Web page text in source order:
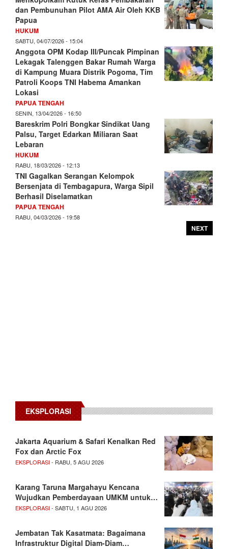
dan Pembunuhan Pilot AMA Air Oleh KKB
Papua
HUKUM
SABTU, 04/07/2026 - 15:04
Anggota OPM Kodap III/Puncak Pimpinan
Lekagak Talenggen Bakar Rumah Warga
di Kampung Muara Distrik Pogoma, Tim
Patroli Koops TNI Habema Amankan
Lokasi
PAPUA TENGAH
SENIN, 13/04/2026 - 16:50
Bareskrim Polri Bongkar Sindikat Uang
Palsu, Target Edarkan Miliaran Saat
Lebaran
HUKUM
RABU, 18/03/2026 - 12:13
TNI Gagalkan Serangan Kelompok
Bersenjata di Tembagapura, Warga Sipil
Berhasil Diselamatkan
PAPUA TENGAH
RABU, 04/03/2026 - 19:58
NEXT
EKSPLORASI
Jakarta Aquarium & Safari Kenalkan Red
Fox dan Arctic Fox
EKSPLORASI- RABU, 5 AGU 2026
Karang Taruna Margahayu Kencana
Wujudkan Pemberdayaan UMKM untuk…
EKSPLORASI- SABTU, 1 AGU 2026
Jembatan Tak Kasatmata: Bagaimana
Infrastruktur Digital Diam-Diam…